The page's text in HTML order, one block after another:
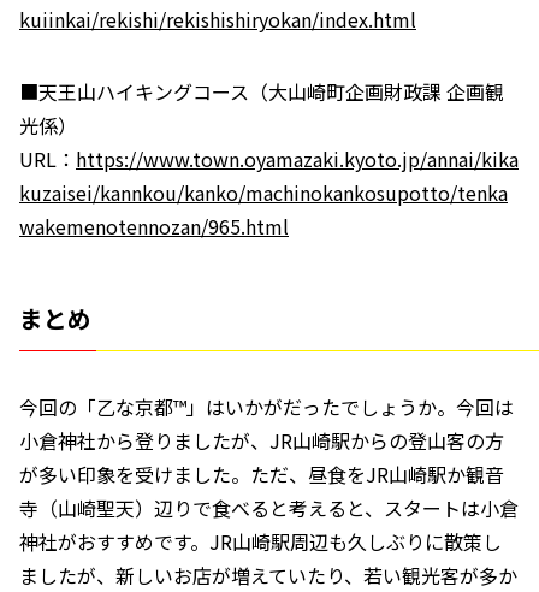
kuiinkai/rekishi/rekishishiryokan/index.html
■天王山ハイキングコース（大山崎町企画財政課 企画観
光係）
URL： https://www.town.oyamazaki.kyoto.jp/annai/kika
kuzaisei/kannkou/kanko/machinokankosupotto/tenka
wakemenotennozan/965.html
まとめ
今回の「乙な京都™」はいかがだったでしょうか。今回は
小倉神社から登りましたが、JR山崎駅からの登山客の方
が多い印象を受けました。ただ、昼食をJR山崎駅か観音
寺（山崎聖天）辺りで食べると考えると、スタートは小倉
神社がおすすめです。JR山崎駅周辺も久しぶりに散策し
ましたが、新しいお店が増えていたり、若い観光客が多か